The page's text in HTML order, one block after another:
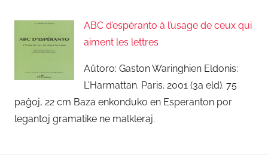
ABC d’espéranto à l’usage de ceux qui
aiment les lettres
Aŭtoro: Gaston Waringhien Eldonis:
L'Harmattan. Paris. 2001 (3a eld). 75
paĝoj, 22 cm Baza enkonduko en Esperanton por
legantoj gramatike ne malkleraj.